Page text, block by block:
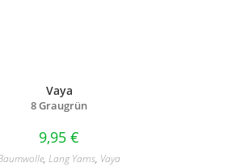
Vaya
8 Graugrün
9,95 €
, Lang Yarns, Vaya